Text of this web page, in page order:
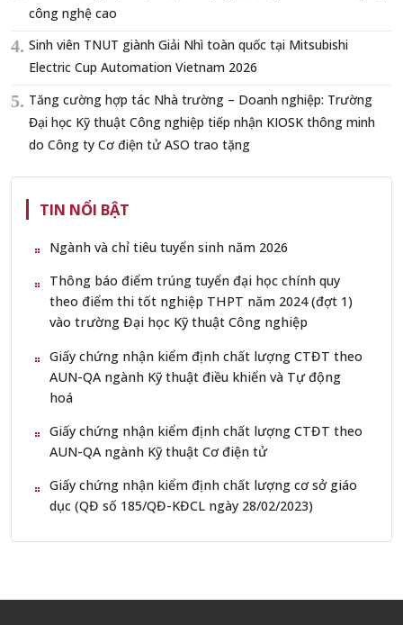
công nghệ cao
Sinh viên TNUT giành Giải Nhì toàn quốc tại Mitsubishi
Electric Cup Automation Vietnam 2026
Tăng cường hợp tác Nhà trường – Doanh nghiệp: Trường
Đại học Kỹ thuật Công nghiệp tiếp nhận KIOSK thông minh
do Công ty Cơ điện tử ASO trao tặng
TIN NỔI BẬT
Ngành và chỉ tiêu tuyển sinh năm 2026
Thông báo điểm trúng tuyển đại học chính quy
theo điểm thi tốt nghiệp THPT năm 2024 (đợt 1)
vào trường Đại học Kỹ thuật Công nghiệp
Giấy chứng nhận kiểm định chất lượng CTĐT theo
AUN-QA ngành Kỹ thuật điều khiển và Tự động
hoá
Giấy chứng nhận kiểm định chất lượng CTĐT theo
AUN-QA ngành Kỹ thuật Cơ điện tử
Giấy chứng nhận kiểm định chất lượng cơ sở giáo
dục (QĐ số 185/QĐ-KĐCL ngày 28/02/2023)